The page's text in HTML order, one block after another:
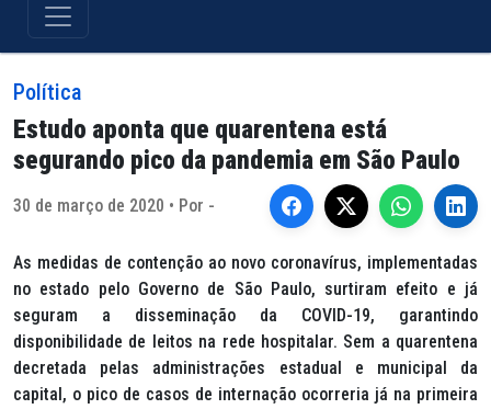
Política
Estudo aponta que quarentena está
segurando pico da pandemia em São Paulo
30 de março de 2020 • Por -
As medidas de contenção ao novo coronavírus, implementadas
no estado pelo Governo de São Paulo, surtiram efeito e já
seguram a disseminação da COVID-19, garantindo
disponibilidade de leitos na rede hospitalar. Sem a quarentena
decretada pelas administrações estadual e municipal da
capital, o pico de casos de internação ocorreria já na primeira